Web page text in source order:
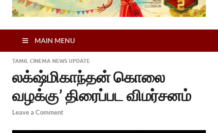
MAIN MENU
TAMIL CINEMA NEWS UPDATE
லக்‌ஷ்மிகாந்தன் கொலை
வழக்கு’ திரைப்பட விமர்சனம்
Leave a Comment